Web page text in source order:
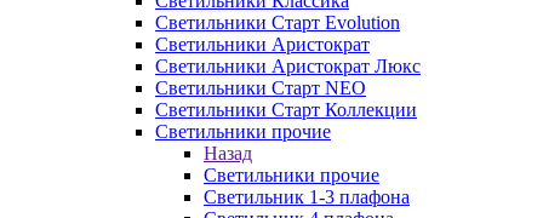
Светильники Старт Evolution
Светильники Аристократ
Светильники Аристократ Люкс
Светильники Старт NEO
Светильники Старт Коллекции
Светильники прочие
Назад
Светильники прочие
Светильник 1-3 плафона